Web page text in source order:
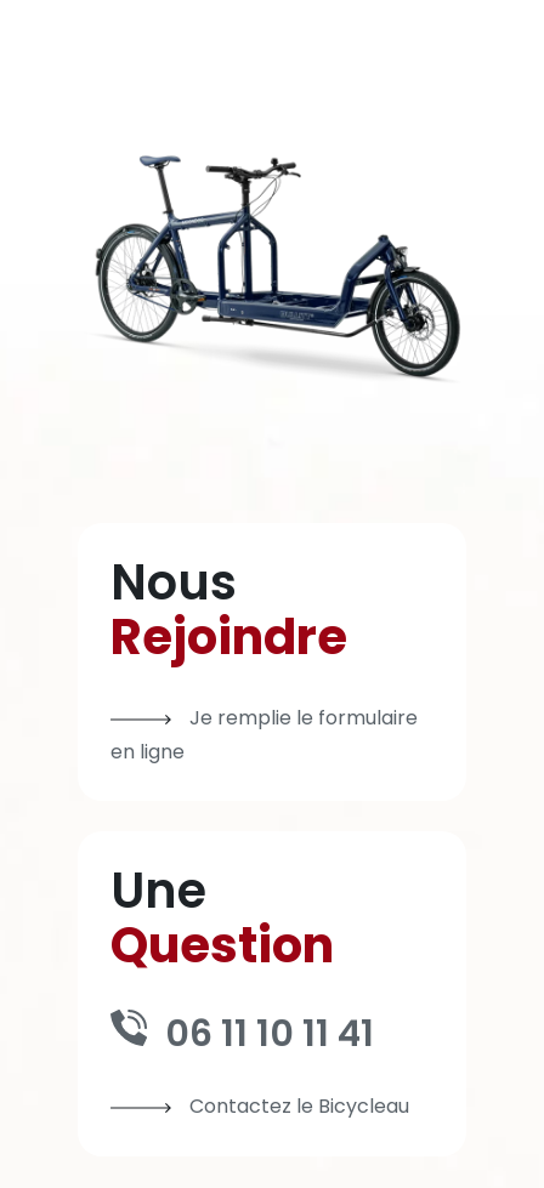
Nous
Rejoindre
Je remplie le formulaire
en ligne
Une
Question
06 11 10 11 41
Contactez le Bicycleau